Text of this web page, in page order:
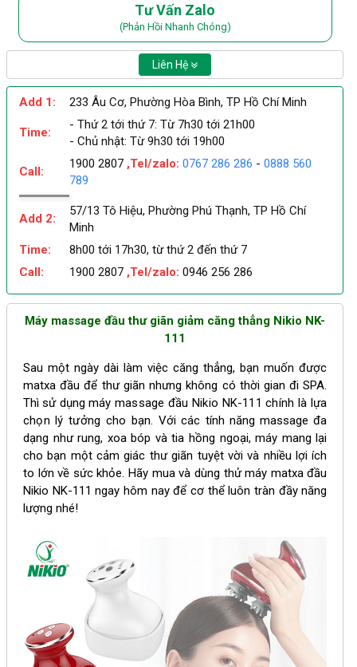
Tư Vấn Zalo
(Phản Hồi Nhanh Chóng)
Liên Hệ
Add 1: 233 Âu Cơ, Phường Hòa Bình, TP Hồ Chí Minh
Time:
- Thứ 2 tới thứ 7: Từ 7h30 tới 21h00
- Chủ nhật: Từ 9h30 tới 19h00
Call:
1900 2807 ,Tel/zalo: 0767 286 286 - 0888 560
789
Add 2:
57/13 Tô Hiệu, Phường Phú Thạnh, TP Hồ Chí
Minh
Time:
8h00 tới 17h30, từ thứ 2 đến thứ 7
Call:
1900 2807 ,Tel/zalo: 0946 256 286
Máy massage đầu thư giãn giảm căng thẳng Nikio NK-
111
Sau một ngày dài làm việc căng thẳng, bạn muốn được
matxa đầu để thư giãn nhưng không có thời gian đi SPA.
Thì sử dụng máy massage đầu Nikio NK-111 chính là lựa
chọn lý tưởng cho bạn. Với các tính năng massage đa
dạng như rung, xoa bóp và tia hồng ngoại, máy mang lại
cho bạn một cảm giác thư giãn tuyệt vời và nhiều lợi ích
to lớn về sức khỏe. Hãy mua và dùng thử máy matxa đầu
Nikio NK-111 ngay hôm nay để cơ thể luôn tràn đầy năng
lượng nhé!